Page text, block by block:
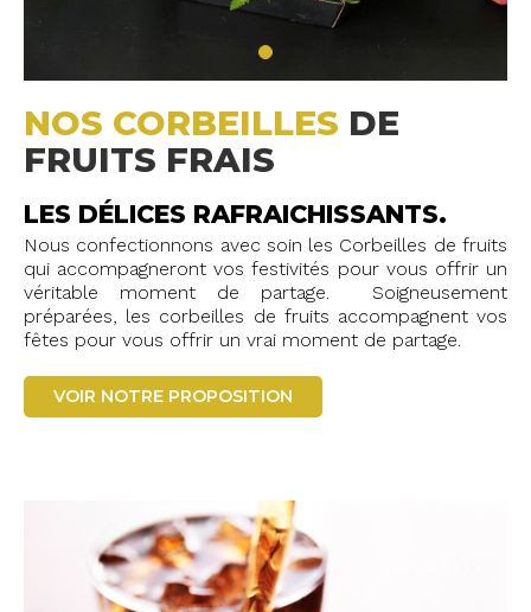
NOS CORBEILLES DE
FRUITS FRAIS
LES DÉLICES RAFRAICHISSANTS.
Nous confectionnons avec soin les Corbeilles de fruits
qui accompagneront vos festivités pour vous offrir un
véritable moment de partage. Soigneusement
préparées, les corbeilles de fruits accompagnent vos
fêtes pour vous offrir un vrai moment de partage.
VOIR NOTRE PROPOSITION